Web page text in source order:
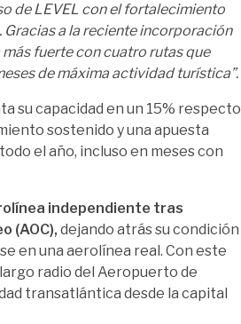
de LEVEL con el fortalecimiento
a la reciente incorporación
fuerte con cuatro rutas que
de máxima actividad turística”.
su capacidad en un 15% respecto
sostenido y una apuesta
el año, incluso en meses con
independiente tras
(AOC), dejando atrás su condición
en una aerolínea real. Con este
radio del Aeropuerto de
transatlántica desde la capital